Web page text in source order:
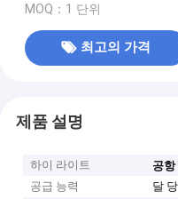
MOQ：1 단위
최고의 가격
제품 설명
하이 라이트 공
공급 능력
달